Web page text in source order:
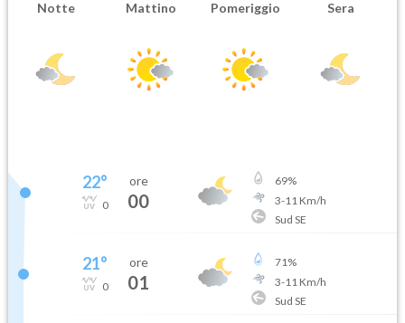
Notte Mattino Pomeriggio Sera
22°
0
ore
00
69%
3-11 Km/h
Sud SE
21°
0
ore
01
71%
3-11 Km/h
Sud SE